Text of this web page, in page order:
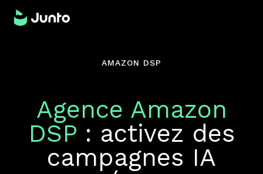
AMAZON DSP
Agence Amazon
DSP : activez des
campagnes IA